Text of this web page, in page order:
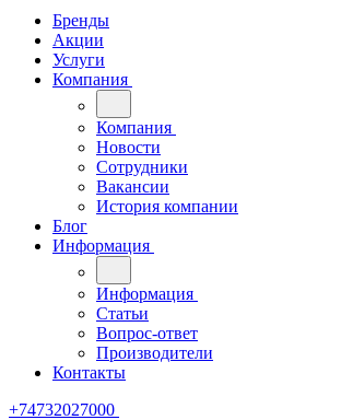
Бренды
Акции
Услуги
Компания
Компания
Новости
Сотрудники
Вакансии
История компании
Блог
Информация
Информация
Статьи
Вопрос-ответ
Производители
Контакты
+74732027000